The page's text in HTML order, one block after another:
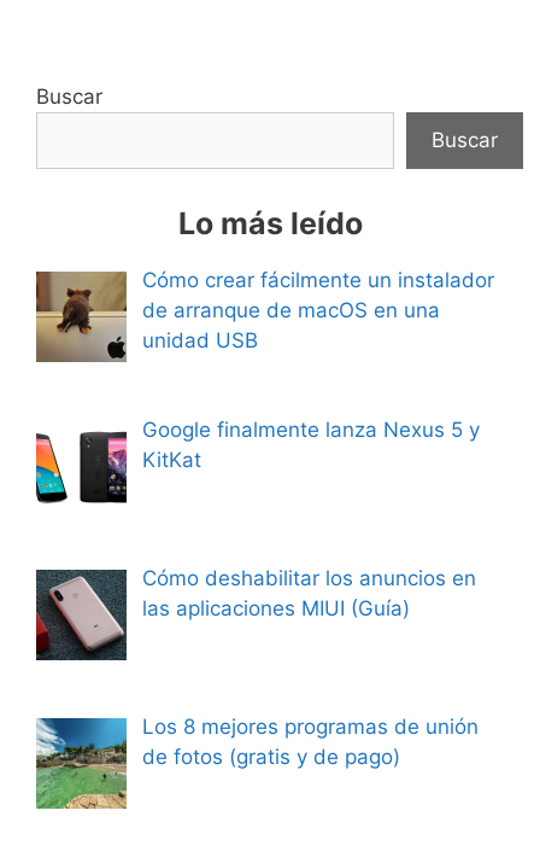
Buscar
Buscar
Lo más leído
Cómo crear fácilmente un instalador
de arranque de macOS en una
unidad USB
Google finalmente lanza Nexus 5 y
KitKat
Cómo deshabilitar los anuncios en
las aplicaciones MIUI (Guía)
Los 8 mejores programas de unión
de fotos (gratis y de pago)